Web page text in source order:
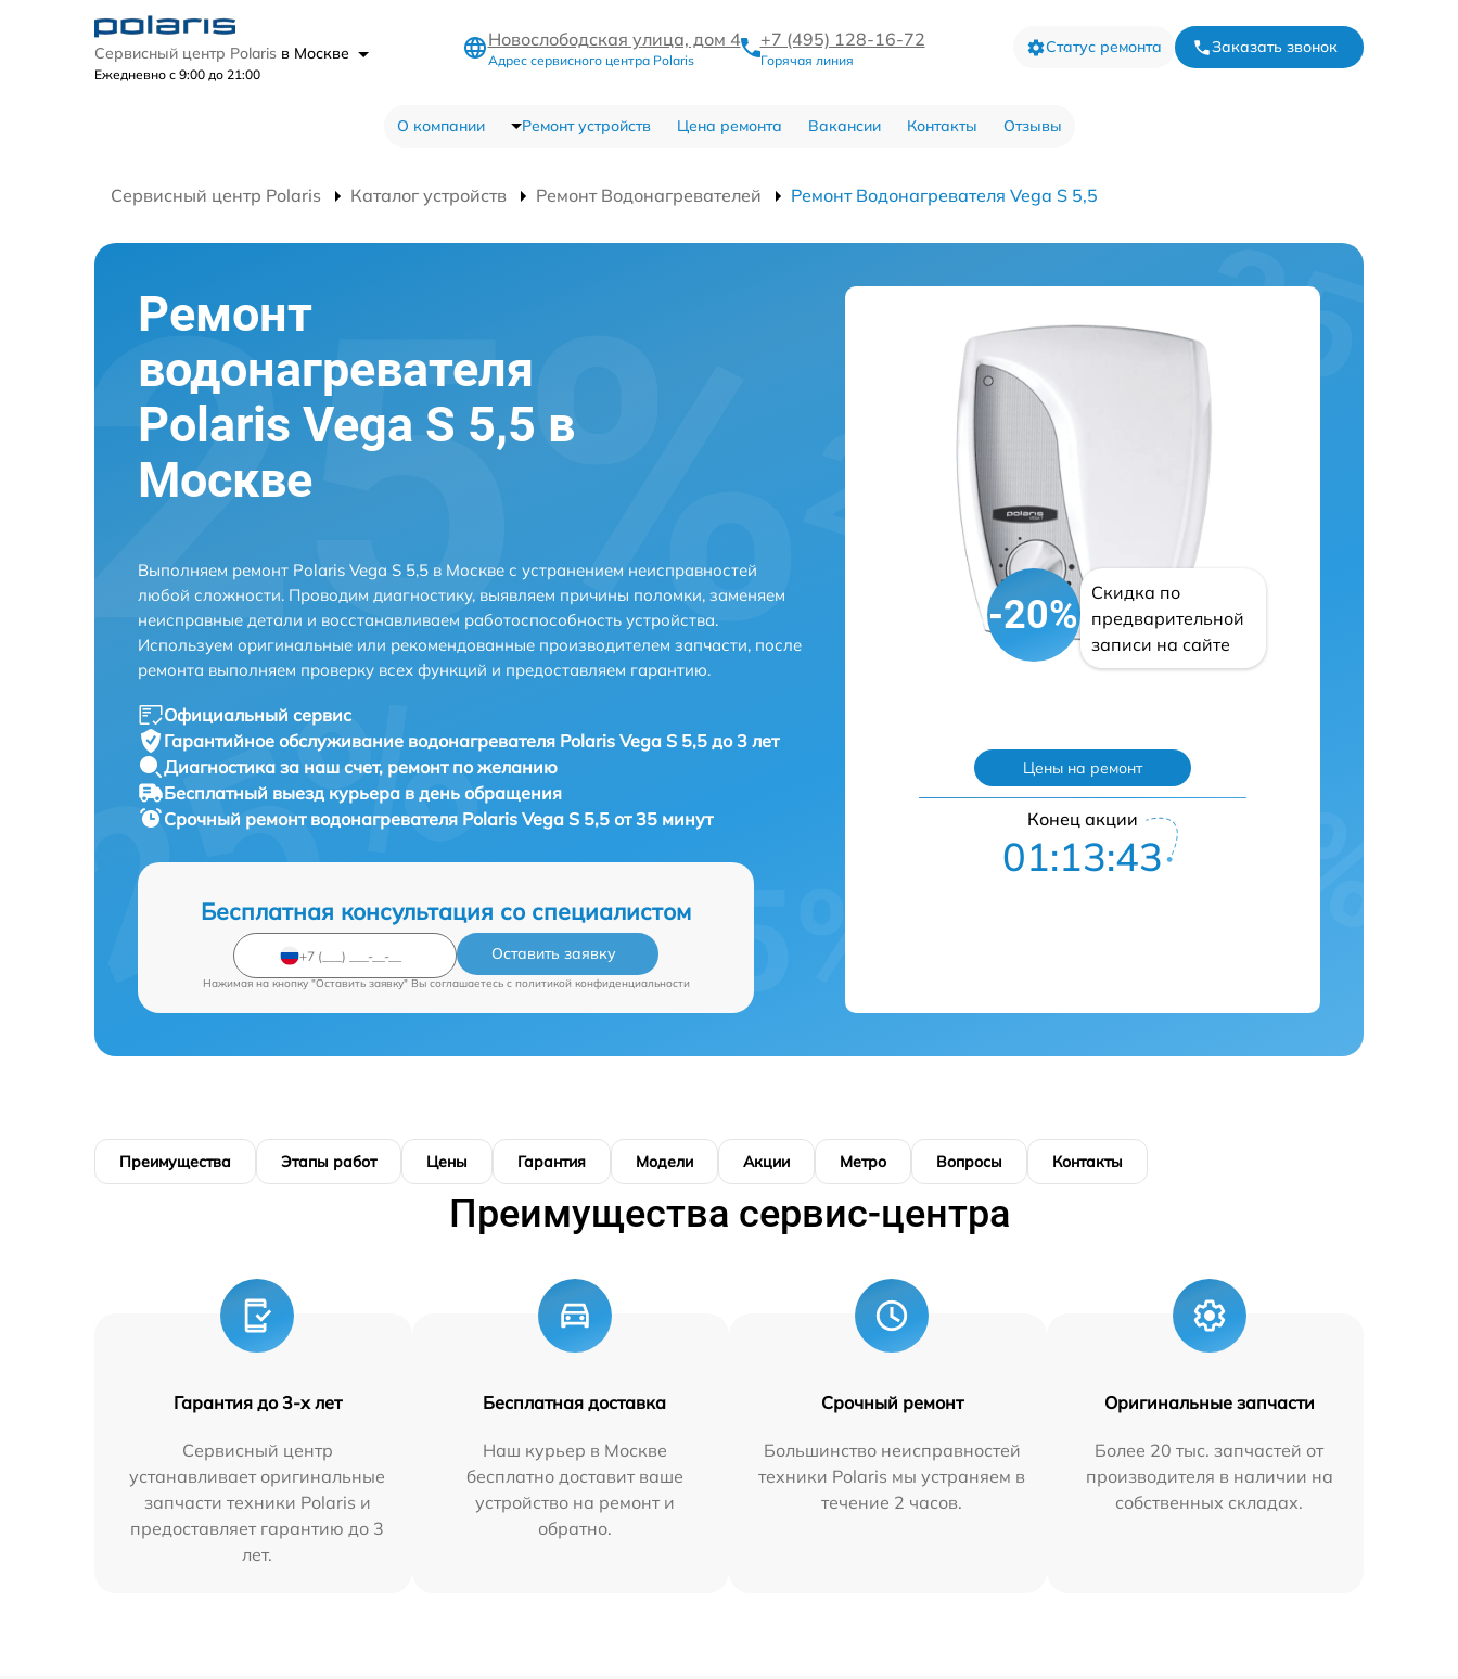
Сервисный центр Polaris в Москве
Ежедневно с 9:00 до 21:00
Новослободская улица, дом 4
Адрес сервисного центра Polaris
+7 (495) 128-16-72
Горячая линия
Статус ремонта Заказать звонок
О компании Ремонт устройств Цена ремонта Вакансии Контакты Отзывы
Сервисный центр Polaris Каталог устройств Ремонт Водонагревателей Ремонт Водонагревателя Vega S 5,5
Ремонт
водонагревателя
Polaris Vega S 5,5 в
Москве
Выполняем ремонт Polaris Vega S 5,5 в Москве с устранением неисправностей
любой сложности. Проводим диагностику, выявляем причины поломки, заменяем
неисправные детали и восстанавливаем работоспособность устройства.
Используем оригинальные или рекомендованные производителем запчасти, после
ремонта выполняем проверку всех функций и предоставляем гарантию.
Официальный сервис
Гарантийное обслуживание водонагревателя Polaris Vega S 5,5 до 3 лет
Диагностика за наш счет, ремонт по желанию
Бесплатный выезд курьера в день обращения
Срочный ремонт водонагревателя Polaris Vega S 5,5 от 35 минут
Бесплатная консультация со специалистом
Оставить заявку
Нажимая на кнопку "Оставить заявку" Вы соглашаетесь c политикой конфиденциальности
-20%
Скидка по
предварительной
записи на сайте
Цены на ремонт
Конец акции
01:13:42
Преимущества Этапы работ Цены Гарантия Модели Акции Метро Вопросы Контакты
Преимущества сервис-центра
Гарантия до 3-х лет
Сервисный центр
устанавливает оригинальные
запчасти техники Polaris и
предоставляет гарантию до 3
лет.
Бесплатная доставка
Наш курьер в Москве
бесплатно доставит ваше
устройство на ремонт и
обратно.
Срочный ремонт
Большинство неисправностей
техники Polaris мы устраняем в
течение 2 часов.
Оригинальные запчасти
Более 20 тыс. запчастей от
производителя в наличии на
собственных складах.